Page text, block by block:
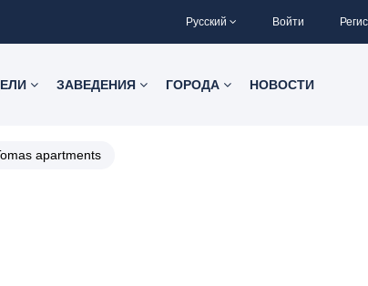
Русский Войти
ЗАВЕДЕНИЯ ГОРОДА НОВОСТИ
apartments